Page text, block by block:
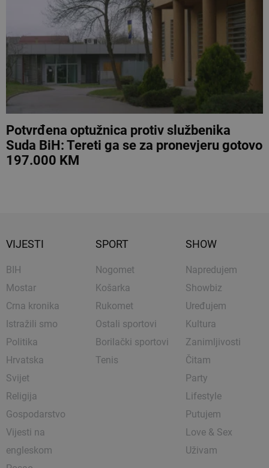
Potvrđena optužnica protiv službenika
Suda BiH: Tereti ga se za pronevjeru gotovo
197.000 KM
VIJESTI
BIH
Mostar
Crna kronika
Istražili smo
Politika
Hrvatska
Svijet
Religija
Gospodarstvo
Vijesti na
engleskom
SPORT
Nogomet
Košarka
Rukomet
Ostali sportovi
Borilački sportovi
Tenis
SHOW
Napredujem
Showbiz
Uređujem
Kultura
Zanimljivosti
Čitam
Party
Lifestyle
Putujem
Love & Sex
Uživam